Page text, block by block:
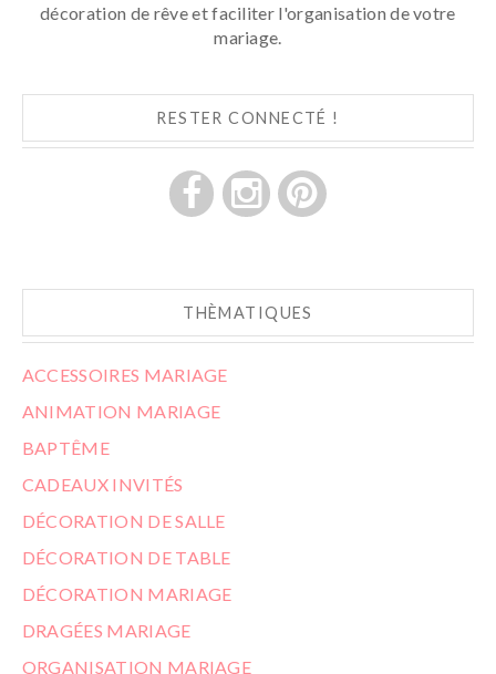
décoration de rêve et faciliter l'organisation de votre
mariage.
RESTER CONNECTÉ !
THÈMATIQUES
ACCESSOIRES MARIAGE
ANIMATION MARIAGE
BAPTÊME
CADEAUX INVITÉS
DÉCORATION DE SALLE
DÉCORATION DE TABLE
DÉCORATION MARIAGE
DRAGÉES MARIAGE
ORGANISATION MARIAGE